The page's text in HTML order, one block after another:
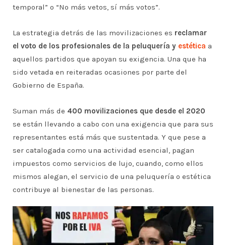
temporal” o “No más vetos, sí más votos”.
La estrategia detrás de las movilizaciones es reclamar
el voto de los profesionales de la peluquería y estética a
aquellos partidos que apoyan su exigencia. Una que ha
sido vetada en reiteradas ocasiones por parte del
Gobierno de España.
Suman más de 400 movilizaciones que desde el 2020
se están llevando a cabo con una exigencia que para sus
representantes está más que sustentada. Y que pese a
ser catalogada como una actividad esencial, pagan
impuestos como servicios de lujo, cuando, como ellos
mismos alegan, el servicio de una peluquería o estética
contribuye al bienestar de las personas.